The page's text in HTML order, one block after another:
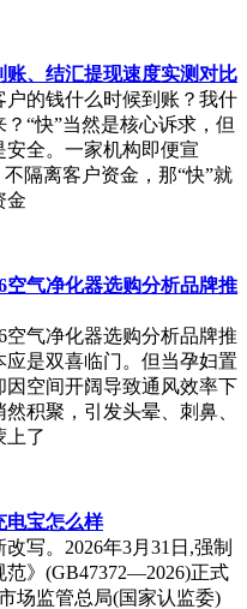
账、结汇提现速度实测对比
的钱什么时候到账？我什
“快”当然是核心诉求，但
全。一家机构即便宣
隔离客户资金，那“快”就
金
空气净化器选购分析品牌推
气净化器选购分析品牌推
是双喜临门。但当孕妇置
空间开阔导致通风效率下
积聚，引发头晕、刺鼻、
上了
电宝怎么样
写。2026年3月31日,强制
》(GB47372—2026)正式
场监管总局(国家认监委)